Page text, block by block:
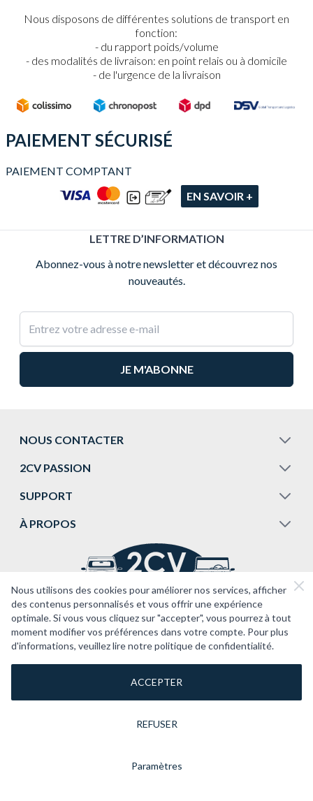
Nous utilisons des cookies pour améliorer nos services, afficher
des contenus personnalisés et vous offrir une expérience
optimale. Si vous vous cliquez sur "accepter", vous pourrez à tout
moment modifier vos préférences dans votre compte. Pour plus
d'informations, veuillez lire notre politique de confidentialité.
ACCEPTER
REFUSER
Paramètres
Nous disposons de différentes solutions de transport en
fonction:
du rapport poids/volume
des modalités de livraison: en point relais ou à domicile
de l'urgence de la livraison
PAIEMENT SÉCURISÉ
PAIEMENT COMPTANT
EN SAVOIR +
LETTRE D’INFORMATION
Abonnez-vous à notre newsletter et découvrez nos
nouveautés.
Adresse e-mail
NOUS CONTACTER
2CV PASSION
SUPPORT
À PROPOS